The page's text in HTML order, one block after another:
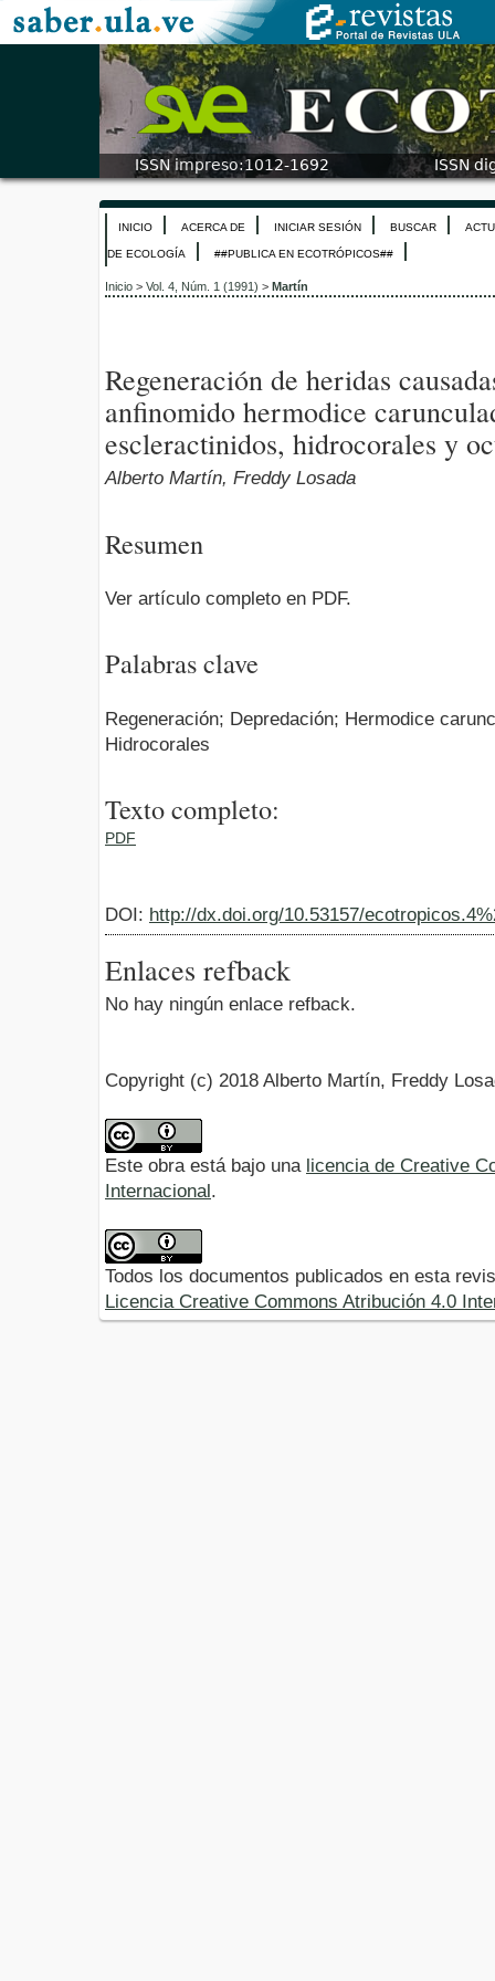
INICIO ACERCA DE INICIAR SESIÓN BUSCAR
DE ECOLOGÍA ##PUBLICA EN ECOTRÓPICOS##
Inicio > Vol. 4, Núm. 1 (1991) > Martín
Regeneración de heridas
anfinomido hermodice
escleractinidos, hidrocorales y
Alberto Martín, Freddy Losada
Resumen
Ver artículo completo en PDF.
Palabras clave
Regeneración; Depredación; Hermodice
Hidrocorales
Texto completo:
PDF
DOI: http://dx.doi.org/10.53157/
Enlaces refback
No hay ningún enlace refback.
Copyright (c) 2018 Alberto Martín, Freddy
Este obra está bajo una licencia de Creative
Internacional.
Todos los documentos publicados en esta
Licencia Creative Commons Atribución 4.0